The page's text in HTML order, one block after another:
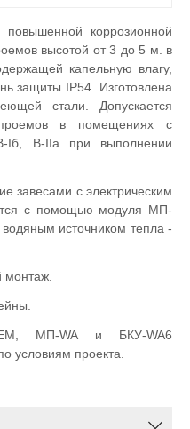
коррозионной
высотой от 3 до 5 м. в
капельную влагу,
защиты IP54. Изготовлена
стали. Допускается
в помещениях с
Iб, B-IIа при выполнении
завесами с электрическим
с помощью модуля МП-
источником тепла -
монтаж.
MП-WA и БКУ-WA6
условиям проекта.